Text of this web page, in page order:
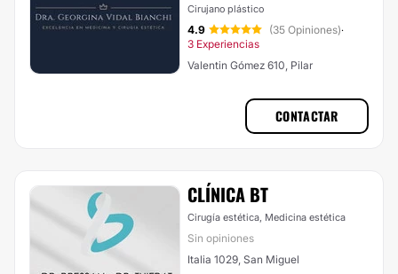
Cirujano plástico
4.9 (35 Opiniones)·
3 Experiencias
Valentin Gómez 610, Pilar
CONTACTAR
CLÍNICA BT
Cirugía estética, Medicina estética
Sin opiniones
Italia 1029, San Miguel